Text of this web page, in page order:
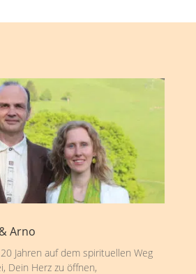
Arno
Jahren auf dem spirituellen Weg
Dein Herz zu öffnen,